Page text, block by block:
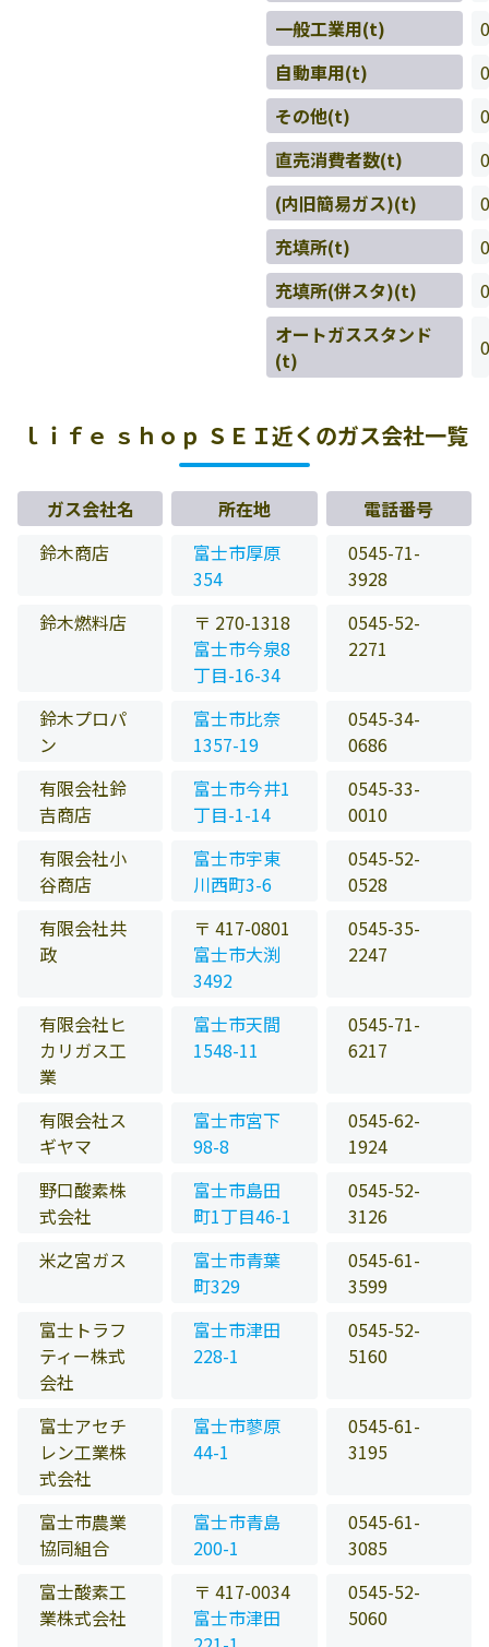
一般工業用(t)
0
自動車用(t)
0
その他(t)
0
直売消費者数(t)
0
(内旧簡易ガス)(t)
0
充填所(t)
0
充填所(併スタ)(t)
0
オートガススタンド
(t)
0
ｌｉｆｅ ｓｈｏｐ ＳＥＩ近くのガス会社一覧
ガス会社名 所在地
電話番号
鈴木商店
富士市厚原
354
0545-71-
3928
鈴木燃料店
〒 270-1318
富士市今泉8
丁目-16-34
0545-52-
2271
鈴木プロパ
ン
富士市比奈
1357-19
0545-34-
0686
有限会社鈴
吉商店
富士市今井1
丁目-1-14
0545-33-
0010
有限会社小
谷商店
富士市宇東
川西町3-6
0545-52-
0528
有限会社共
政
〒 417-0801
富士市大渕
3492
0545-35-
2247
有限会社ヒ
カリガス工
業
富士市天間
1548-11
0545-71-
6217
有限会社ス
ギヤマ
富士市宮下
98-8
0545-62-
1924
野口酸素株
式会社
富士市島田
町1丁目46-1
0545-52-
3126
米之宮ガス
富士市青葉
町329
0545-61-
3599
富士トラフ
ティー株式
会社
富士市津田
228-1
0545-52-
5160
富士アセチ
レン工業株
式会社
富士市蓼原
44-1
0545-61-
3195
富士市農業
協同組合
富士市青島
200-1
0545-61-
3085
富士酸素工
業株式会社
〒 417-0034
富士市津田
0545-52-
5060